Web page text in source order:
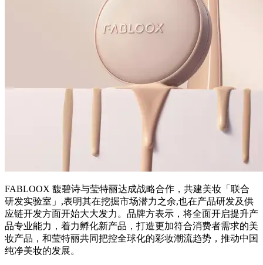
FABLOOX 馥碧诗与莹特丽达成战略合作，共建美妆「联合
研发实验室」,表明其在挖掘市场潜力之余,也在产品研发及供
应链开发方面开始大大发力。品牌方表示，将全面开启提升产
品专业能力，着力孵化新产品，打造更加符合消费者需求的美
妆产品，和莹特丽共同把控全球化的彩妆潮流趋势，推动中国
纯净美妆的发展。